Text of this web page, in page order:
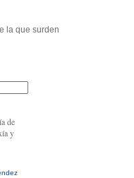
la que surden
de
y